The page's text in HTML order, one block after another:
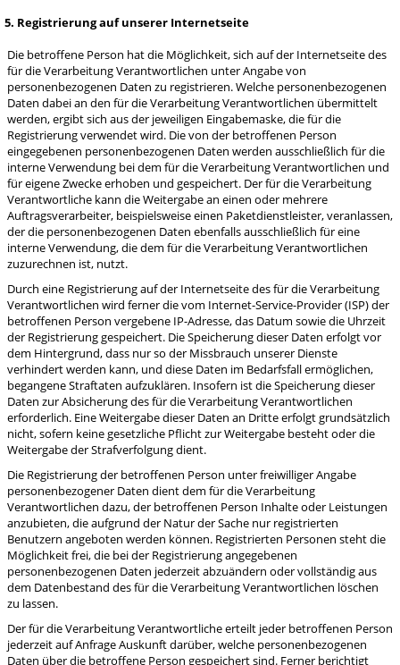
5. Registrierung auf unserer Internetseite
Die betroffene Person hat die Möglichkeit, sich auf der Internetseite des
für die Verarbeitung Verantwortlichen unter Angabe von
personenbezogenen Daten zu registrieren. Welche personenbezogenen
Daten dabei an den für die Verarbeitung Verantwortlichen übermittelt
werden, ergibt sich aus der jeweiligen Eingabemaske, die für die
Registrierung verwendet wird. Die von der betroffenen Person
eingegebenen personenbezogenen Daten werden ausschließlich für die
interne Verwendung bei dem für die Verarbeitung Verantwortlichen und
für eigene Zwecke erhoben und gespeichert. Der für die Verarbeitung
Verantwortliche kann die Weitergabe an einen oder mehrere
Auftragsverarbeiter, beispielsweise einen Paketdienstleister, veranlassen,
der die personenbezogenen Daten ebenfalls ausschließlich für eine
interne Verwendung, die dem für die Verarbeitung Verantwortlichen
zuzurechnen ist, nutzt.
Durch eine Registrierung auf der Internetseite des für die Verarbeitung
Verantwortlichen wird ferner die vom Internet-Service-Provider (ISP) der
betroffenen Person vergebene IP-Adresse, das Datum sowie die Uhrzeit
der Registrierung gespeichert. Die Speicherung dieser Daten erfolgt vor
dem Hintergrund, dass nur so der Missbrauch unserer Dienste
verhindert werden kann, und diese Daten im Bedarfsfall ermöglichen,
begangene Straftaten aufzuklären. Insofern ist die Speicherung dieser
Daten zur Absicherung des für die Verarbeitung Verantwortlichen
erforderlich. Eine Weitergabe dieser Daten an Dritte erfolgt grundsätzlich
nicht, sofern keine gesetzliche Pflicht zur Weitergabe besteht oder die
Weitergabe der Strafverfolgung dient.
Die Registrierung der betroffenen Person unter freiwilliger Angabe
personenbezogener Daten dient dem für die Verarbeitung
Verantwortlichen dazu, der betroffenen Person Inhalte oder Leistungen
anzubieten, die aufgrund der Natur der Sache nur registrierten
Benutzern angeboten werden können. Registrierten Personen steht die
Möglichkeit frei, die bei der Registrierung angegebenen
personenbezogenen Daten jederzeit abzuändern oder vollständig aus
dem Datenbestand des für die Verarbeitung Verantwortlichen löschen
zu lassen.
Der für die Verarbeitung Verantwortliche erteilt jeder betroffenen Person
jederzeit auf Anfrage Auskunft darüber, welche personenbezogenen
Daten über die betroffene Person gespeichert sind. Ferner berichtigt